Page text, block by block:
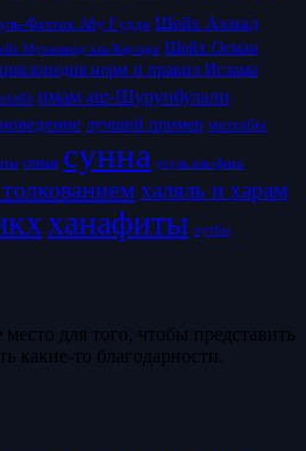
Фаттах Абу Гудда Шейх Ахмад
Мухаммад аль-Каусари Шейх Осман
норм и правил Ислама
имам аш-Шурунбулали
лучший пример мазхабы
семья сунна усуль аль-фикх
халяль и харам
ханафиты хутбы
для того, чтобы представить
какие-то благодарности.